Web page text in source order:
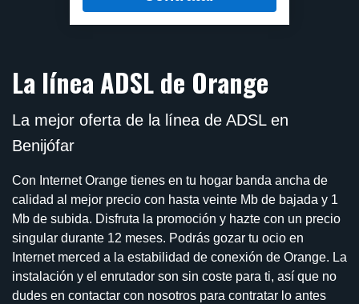
La línea ADSL de Orange
La mejor oferta de la línea de ADSL en
Benijófar
Con Internet Orange tienes en tu hogar banda ancha de
calidad al mejor precio con hasta veinte Mb de bajada y 1
Mb de subida. Disfruta la promoción y hazte con un precio
singular durante 12 meses. Podrás gozar tu ocio en
Internet merced a la estabilidad de conexión de Orange. La
instalación y el enrutador son sin coste para ti, así que no
dudes en contactar con nosotros para contratar lo antes